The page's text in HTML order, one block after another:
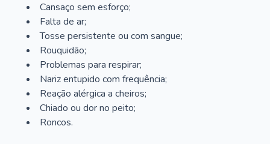
Cansaço sem esforço;
Falta de ar;
Tosse persistente ou com sangue;
Rouquidão;
Problemas para respirar;
Nariz entupido com frequência;
Reação alérgica a cheiros;
Chiado ou dor no peito;
Roncos.